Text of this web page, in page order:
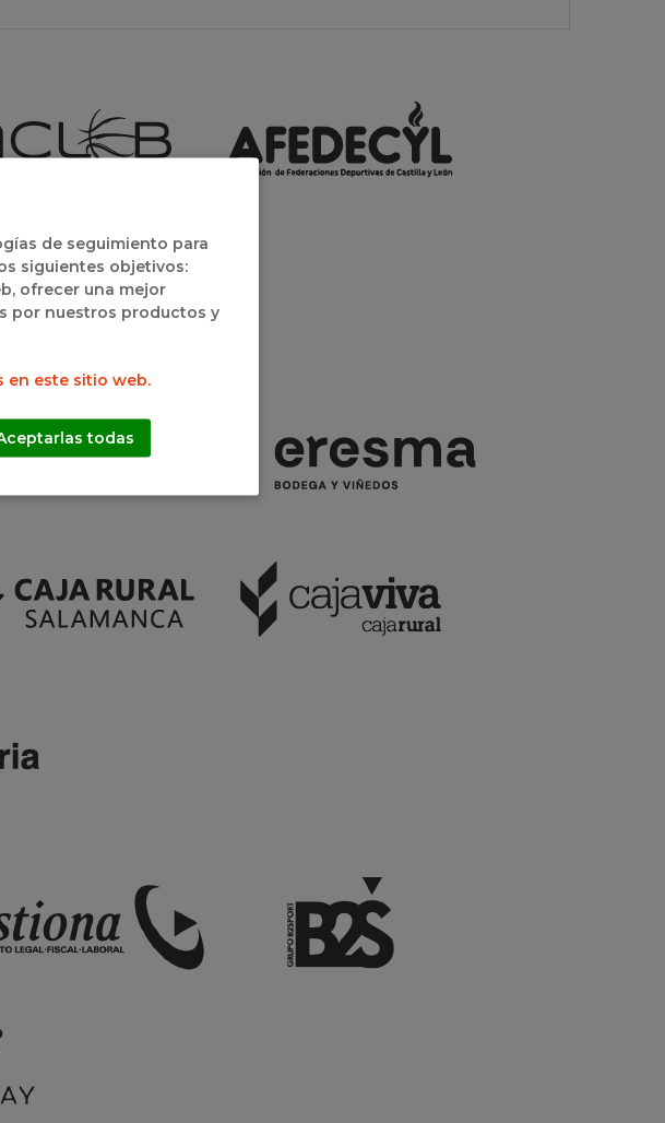
de seguimiento para
siguientes objetivos:
ofrecer una mejor
por nuestros productos y
en este sitio web.
todas